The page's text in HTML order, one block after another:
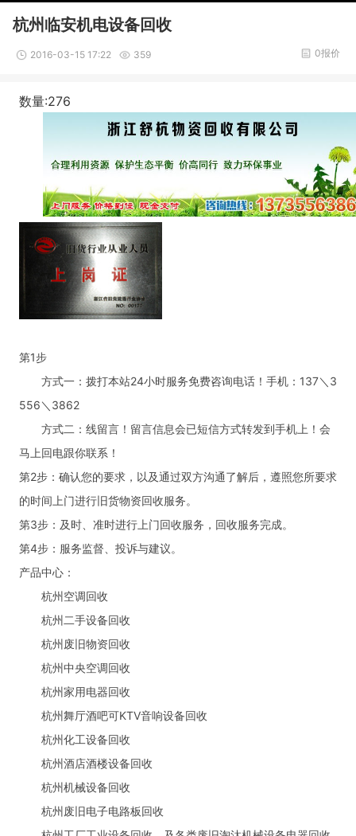
杭州临安机电设备回收
2016-03-15 17:22 359 0报价
数量:276
第1步
方式一：拨打本站24小时服务免费咨询电话！手机：137＼3
556＼3862
方式二：线留言！留言信息会已短信方式转发到手机上！会
马上回电跟你联系！
第2步：确认您的要求，以及通过双方沟通了解后，遵照您所要求
的时间上门进行旧货物资回收服务。
第3步：及时、准时进行上门回收服务，回收服务完成。
第4步：服务监督、投诉与建议。
产品中心：
杭州空调回收
杭州二手设备回收
杭州废旧物资回收
杭州中央空调回收
杭州家用电器回收
杭州舞厅酒吧可KTV音响设备回收
杭州化工设备回收
杭州酒店酒楼设备回收
杭州机械设备回收
杭州废旧电子电路板回收